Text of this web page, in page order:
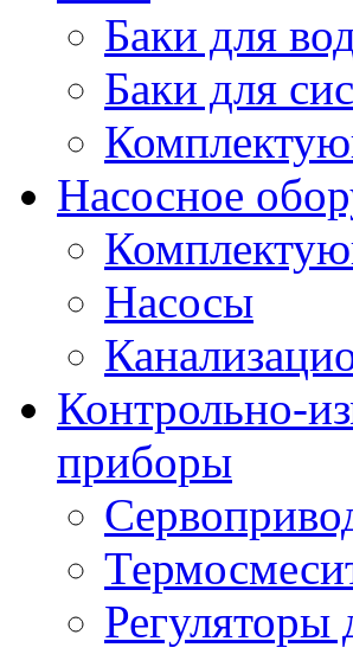
Баки для
Баки для
Насосное
Насосы
Контрольно-
приборы
Регуляторы